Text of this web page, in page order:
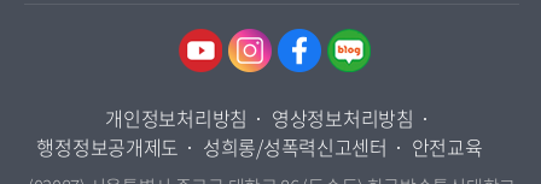
미디어영상학과
도시콘텐츠·관광학과
강원지역대학
전북지역대학
경남지역대학
개인정보처리방침
영상정보처리방침
행정정보공개제도
성희롱/성폭력신고센터 안전교육